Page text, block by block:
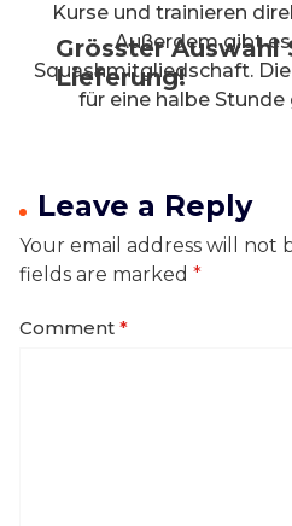
Grösster Auswahl
Lieferung!
Kurse und trainieren
Außerdem gibt
Squashmitgliedschaft.
für eine halbe
Leave a Reply
Your email address will not
fields are marked *
Comment *